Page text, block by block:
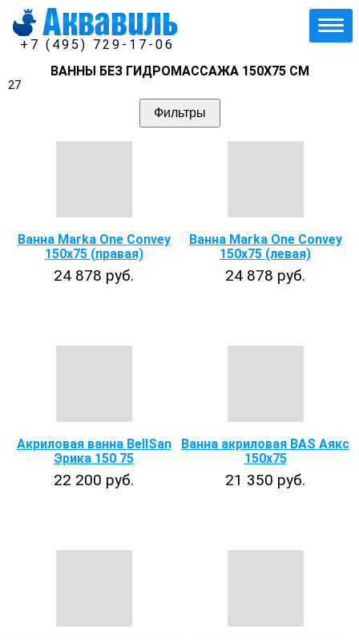
+7 (495) 729-17-06
ВАННЫ БЕЗ ГИДРОМАССАЖА 150Х75 СМ
27
Фильтры
Ванна Marka One Convey
150х75 (правая)
24 878 руб.
Ванна Marka One Convey
150х75 (левая)
24 878 руб.
Акриловая ванна BellSan
Эрика 150 75
22 200 руб.
Ванна акриловая BAS Аякс
150х75
21 350 руб.